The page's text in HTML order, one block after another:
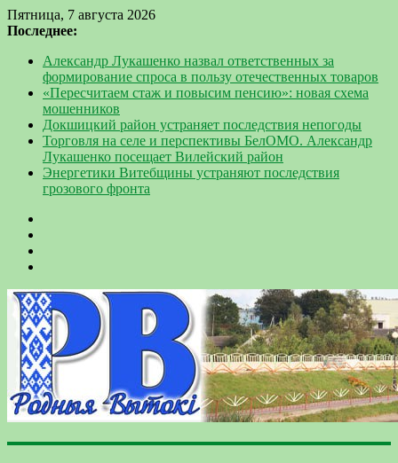
Пятница, 7 августа 2026
Последнее:
Александр Лукашенко назвал ответственных за
формирование спроса в пользу отечественных товаров
«Пересчитаем стаж и повысим пенсию»: новая схема
мошенников
Докшицкий район устраняет последствия непогоды
Торговля на селе и перспективы БелОМО. Александр
Лукашенко посещает Вилейский район
Энергетики Витебщины устраняют последствия
грозового фронта